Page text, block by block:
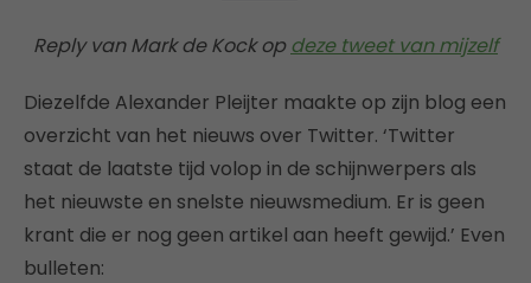
Reply van Mark de Kock op deze tweet van mijzelf
Diezelfde Alexander Pleijter maakte op zijn blog een
overzicht van het nieuws over Twitter. ‘Twitter
staat de laatste tijd volop in de schijnwerpers als
het nieuwste en snelste nieuwsmedium. Er is geen
krant die er nog geen artikel aan heeft gewijd.’ Even
bulleten: